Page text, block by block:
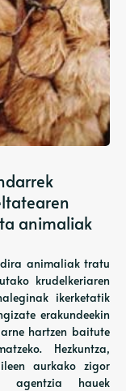
animaliak
dira animaliak tratu
krudelkeriaren
ikerketatik
erakundeekin
hartzen baitute
Hezkuntza,
aurkako zigor
agentzia hauek